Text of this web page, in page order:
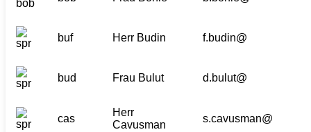
buf Herr Budin f.budin@
bud Frau Bulut d.bulut@
cas
Herr
Cavusman
s.cavusman@